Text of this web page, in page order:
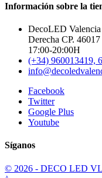
Información sobre la
DecoLED
Derecha CP.
17:00-20:00H
(+34) 960013419,
Facebook
Twitter
Google Plus
Youtube
Síganos
© 2026 - DECO LED